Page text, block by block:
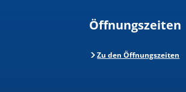
Öffnungszeiten
Zu den Öffnungszeiten